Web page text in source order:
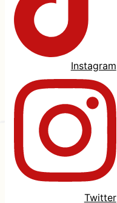
Instagram
Twitter